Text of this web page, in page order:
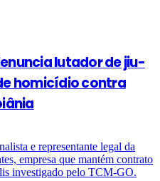
lutador de jiu-
homicídio contra